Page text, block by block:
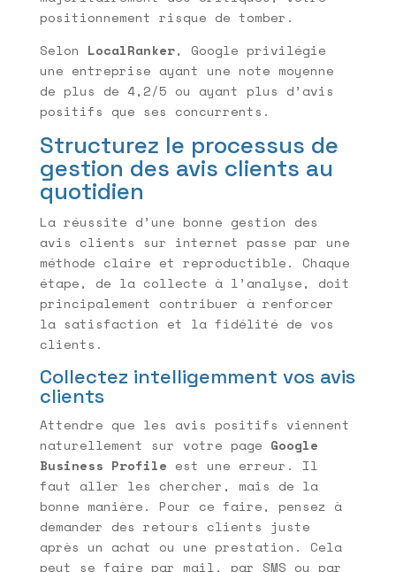
positionnement risque de tomber.
Selon LocalRanker, Google privilégie
une entreprise ayant une note moyenne
de plus de 4,2/5 ou ayant plus d’avis
positifs que ses concurrents.
Structurez le processus de
gestion des avis clients au
quotidien
La réussite d’une bonne gestion des
avis clients sur internet passe par une
méthode claire et reproductible. Chaque
étape, de la collecte à l’analyse, doit
principalement contribuer à renforcer
la satisfaction et la fidélité de vos
clients.
Collectez intelligemment vos avis
clients
Attendre que les avis positifs viennent
naturellement sur votre page Google
Business Profile est une erreur. Il
faut aller les chercher, mais de la
bonne manière. Pour ce faire, pensez à
demander des retours clients juste
après un achat ou une prestation. Cela
peut se faire par mail, par SMS ou par